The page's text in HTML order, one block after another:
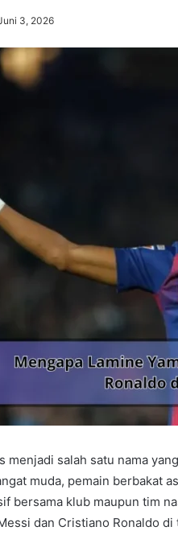
3, 2026
menjadi salah satu nama
muda, pemain berbakat
bersama klub maupun tim
dan Cristiano Ronaldo